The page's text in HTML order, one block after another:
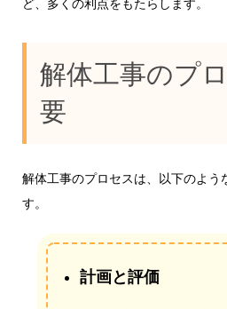
ど、多くの利点をもたらします。
解体工事のプ
要
解体工事のプロセスは、以下のよう
す。
計画と評価